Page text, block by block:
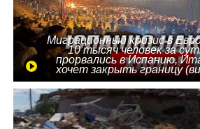
Миграционный кризис в
10 тысяч человек за
прорвались в Испанию,
хочет закрыть границу